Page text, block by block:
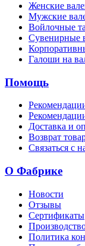
Женские
Мужские
Войлочные
Сувенирные
Галоши на
Помощь
Доставка и
Возврат
Связаться с
О Фабрике
Новости
Отзывы
Сертификаты
Политика